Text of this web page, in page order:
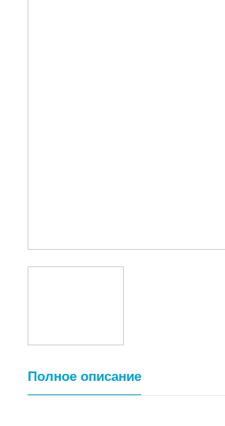
Полное описание